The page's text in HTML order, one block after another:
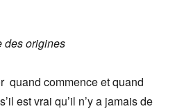
des origines
quand commence et quand
est vrai qu’il n’y a jamais de